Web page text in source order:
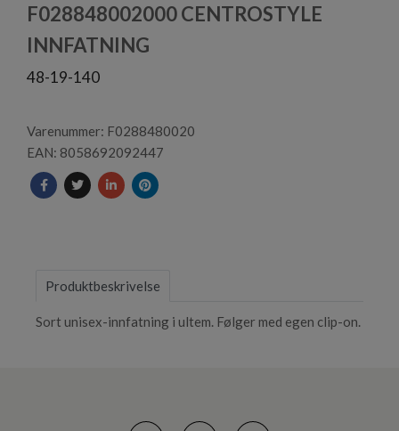
of
2
F028848002000 CENTROSTYLE
INNFATNING
48-19-140
Varenummer: F0288480020
EAN: 8058692092447
Produktbeskrivelse
Sort unisex-innfatning i ultem. Følger med egen clip-on.